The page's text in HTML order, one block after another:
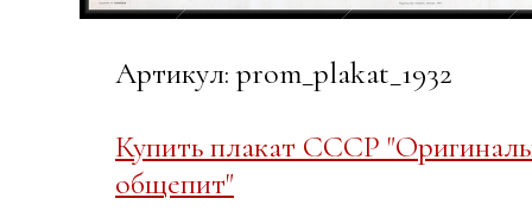
Артикул: prom_plakat_1932
Купить плакат СССР
общепит"